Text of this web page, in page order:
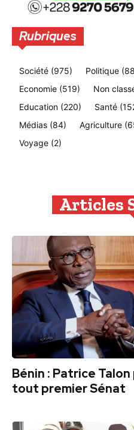
Rubriques
Société (975) Politique
Economie (519) Non
Education (220) Santé
Médias (84) Agriculture
Voyage (2)
Articles
Bénin : Patrice
tout premier Sénat